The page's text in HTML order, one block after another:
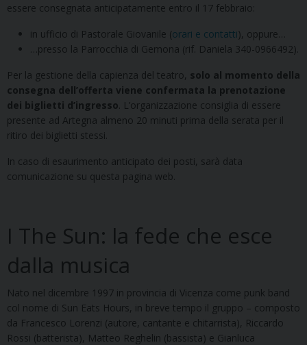
essere consegnata anticipatamente entro il 17 febbraio:
in ufficio di Pastorale Giovanile (orari e contatti), oppure…
…presso la Parrocchia di Gemona (rif. Daniela 340-0966492).
Per la gestione della capienza del teatro, solo al momento della
consegna dell’offerta viene confermata la prenotazione
dei biglietti d’ingresso . L’organizzazione consiglia di essere
presente ad Artegna almeno 20 minuti prima della serata per il
ritiro dei biglietti stessi.
In caso di esaurimento anticipato dei posti, sarà data
comunicazione su questa pagina web.
I The Sun: la fede che esce
dalla musica
Nato nel dicembre 1997 in provincia di Vicenza come punk band
col nome di Sun Eats Hours, in breve tempo il gruppo – composto
da Francesco Lorenzi (autore, cantante e chitarrista), Riccardo
Rossi (batterista), Matteo Reghelin (bassista) e Gianluca